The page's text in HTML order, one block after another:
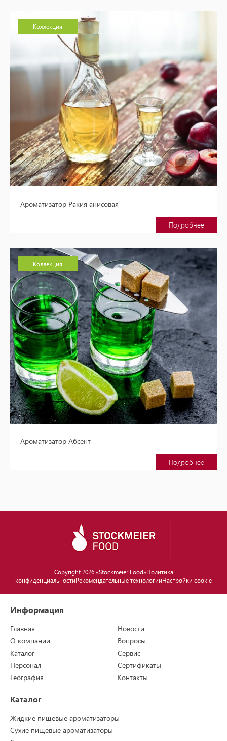
Коллекция
Ароматизатор Ракия анисовая
Подробнее
Коллекция
Ароматизатор Абсент
Подробнее
Copyright 2026 «Stockmeier Food»Политика
конфиденциальностиРекомендательные технологииНастройки cookie
Информация
Главная
О компании
Каталог
Персонал
География
Новости
Вопросы
Сервис
Сертификаты
Контакты
Каталог
Жидкие пищевые ароматизаторы
Сухие пищевые ароматизаторы